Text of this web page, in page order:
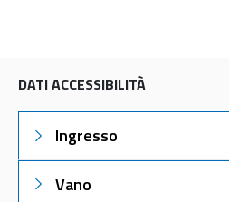
DATI ACCESSIBILITÀ
Ingresso
Vano